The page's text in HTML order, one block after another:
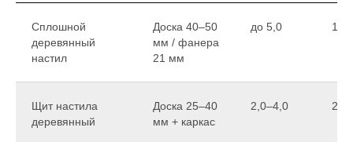
Сплошной
деревянный
настил
Доска 40–50
мм / фанера
21 мм
до 5,0
Щит настила
деревянный
Доска 25–40
мм + каркас
2,0–4,0